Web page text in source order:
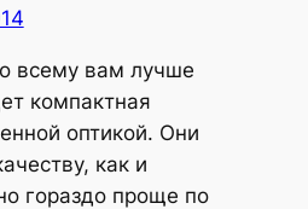
всему вам лучше
компактная
оптикой. Они
как и
гораздо проще по